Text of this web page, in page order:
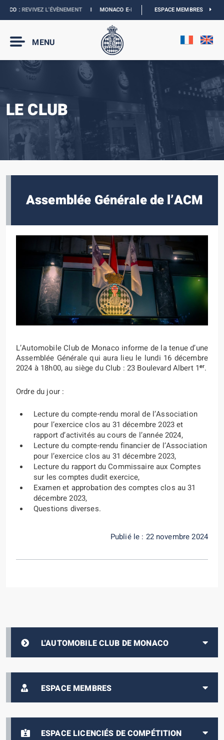
:REVIVEZ L’ÉVÈNEMENTIMONACO E-PRIX 2027 : LES DATES SONT
ESPACE MEMBRES
MENU
LE CLUB
L'AUTOMOBILE CLUB DE MONACO
ESPACE MEMBRES
ESPACE LICENCIÉS DE COMPÉTITION
Assemblée Générale de l’ACM
L’Automobile Club de Monaco informe de la tenue d’une
Assemblée Générale qui aura lieu le lundi 16 décembre
2024 à 18h00, au siège du Club : 23 Boulevard Albert 1er.
Ordre du jour :
Lecture du compte-rendu moral de l’Association
pour l’exercice clos au 31 décembre 2023 et
rapport d’activités au cours de l’année 2024,
Lecture du compte-rendu financier de l’Association
pour l’exercice clos au 31 décembre 2023,
Lecture du rapport du Commissaire aux Comptes
sur les comptes dudit exercice,
Examen et approbation des comptes clos au 31
décembre 2023,
Questions diverses.
Publié le : 22 novembre 2024